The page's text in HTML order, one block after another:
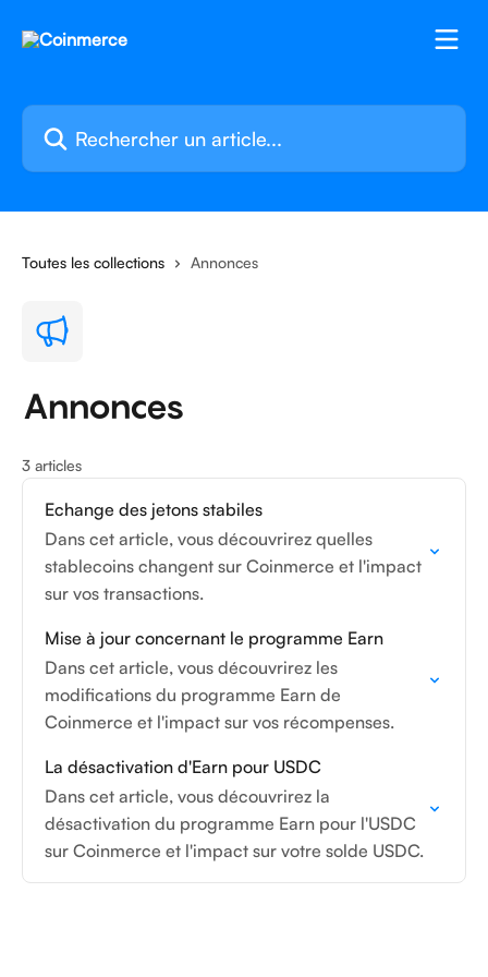
Rechercher un article...
Toutes les collections Annonces
Annonces
3 articles
Echange des jetons stabiles
Dans cet article, vous découvrirez quelles
stablecoins changent sur Coinmerce et l'impact
sur vos transactions.
Mise à jour concernant le programme Earn
Dans cet article, vous découvrirez les
modifications du programme Earn de
Coinmerce et l'impact sur vos récompenses.
La désactivation d'Earn pour USDC
Dans cet article, vous découvrirez la
désactivation du programme Earn pour l'USDC
sur Coinmerce et l'impact sur votre solde USDC.